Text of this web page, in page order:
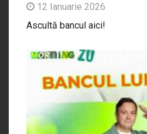
12 Ianuarie 2026
Ascultă bancul aici!